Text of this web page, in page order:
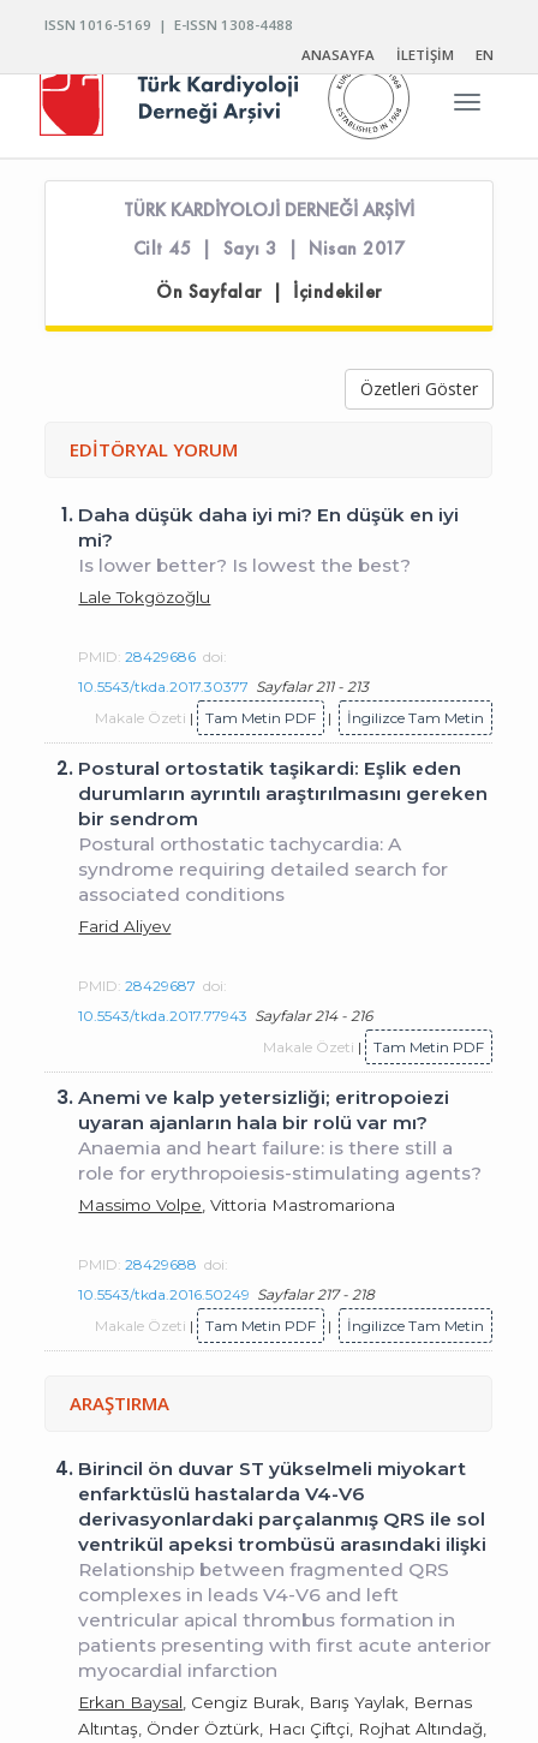
ISSN 1016-5169 | E-ISSN 1308-4488
ANASAYFA
İLETİŞİM EN
Toggle
TÜRK KARDİYOLOJİ DERNEĞİ ARŞİVİ
Cilt 45 | Sayı 3 | Nisan 2017
Ön Sayfalar | İçindekiler
Özetleri Göster
EDİTÖRYAL YORUM
1. Daha düşük daha iyi mi? En düşük en iyi
mi?
Is lower better? Is lowest the best?
Lale Tokgözoğlu
PMID:28429686 doi:
10.5543/tkda.2017.30377 Sayfalar 211 - 213
Makale Özeti | Tam Metin PDF | İngilizce Tam Metin
2. Postural ortostatik taşikardi: Eşlik eden
durumların ayrıntılı araştırılmasını gereken
bir sendrom
Postural orthostatic tachycardia: A
syndrome requiring detailed search for
associated conditions
Farid Aliyev
PMID:28429687 doi:
10.5543/tkda.2017.77943 Sayfalar 214 - 216
Makale Özeti | Tam Metin PDF
3.Anemi ve kalp yetersizliği; eritropoiezi
uyaran ajanların hala bir rolü var mı?
Anaemia and heart failure: is there still a
role for erythropoiesis-stimulating agents?
Massimo Volpe , Vittoria Mastromariona
PMID:28429688 doi:
10.5543/tkda.2016.50249 Sayfalar 217 - 218
Makale Özeti | Tam Metin PDF | İngilizce Tam Metin
ARAŞTIRMA
4. Birincil ön duvar ST yükselmeli miyokart
enfarktüslü hastalarda V4-V6
derivasyonlardaki parçalanmış QRS ile sol
ventrikül apeksi trombüsü arasındaki ilişki
Relationship between fragmented QRS
complexes in leads V4-V6 and left
ventricular apical thrombus formation in
patients presenting with first acute anterior
myocardial infarction
Erkan Baysal , Cengiz Burak, Barış Yaylak, Bernas
Altıntaş, Önder Öztürk, Hacı Çiftçi, Rojhat Altındağ,